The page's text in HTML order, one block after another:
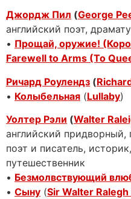
Джордж Пил (George
английский поэт,
• Прощай, оружие!
Farewell to Arms (To
Ричард Роулендз (
• Колыбельная (Lullaby)
Уолтер Рэли (Walter
английский придворный,
поэт и писатель,
путешественник
• Безмолвствующий
• Сыну (Sir Walter Ralegh